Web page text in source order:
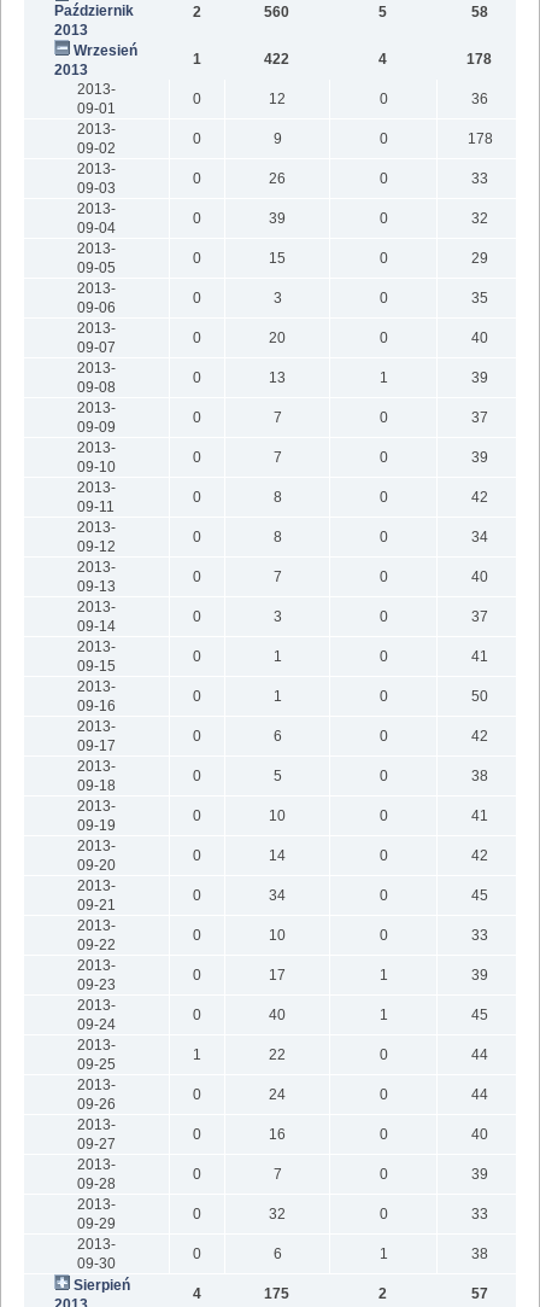
Październik
2013
2 560 5 58
Wrzesień
2013
1 422 4
178
2013-
09-01
0 12 0
36
2013-
09-02
0 9 0
178
2013-
09-03
0 26 0
33
2013-
09-04
0 39 0
32
2013-
09-05
0 15 0
29
2013-
09-06
0 3 0
35
2013-
09-07
0 20 0
40
2013-
09-08
0 13 1
39
2013-
09-09
0 7 0
37
2013-
09-10
0 7 0
39
2013-
09-11
0 8 0
42
2013-
09-12
0 8 0
34
2013-
09-13
0 7 0
40
2013-
09-14
0 3 0
37
2013-
09-15
0 1 0
41
2013-
09-16
0 1 0
50
2013-
09-17
0 6 0
42
2013-
09-18
0 5 0
38
2013-
09-19
0 10 0
41
2013-
09-20
0 14 0
42
2013-
09-21
0 34 0
45
2013-
09-22
0 10 0
33
2013-
09-23
0 17 1
39
2013-
09-24
0 40 1
45
2013-
09-25
1 22 0
44
2013-
09-26
0 24 0
44
2013-
09-27
0 16 0
40
2013-
09-28
0 7 0
39
2013-
09-29
0 32 0
33
2013-
09-30
0 6 1
38
Sierpień
4 175 2 57